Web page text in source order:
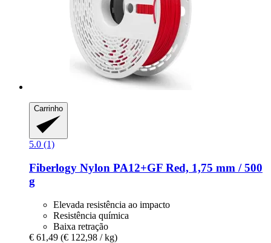
Carrinho
5.0 (1)
Fiberlogy Nylon PA12+GF Red, 1,75 mm / 500
g
Elevada resistência ao impacto
Resistência química
Baixa retração
€ 61,49 (€ 122,98 / kg)